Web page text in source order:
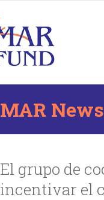
MAR News
El grupo de
incentivar el